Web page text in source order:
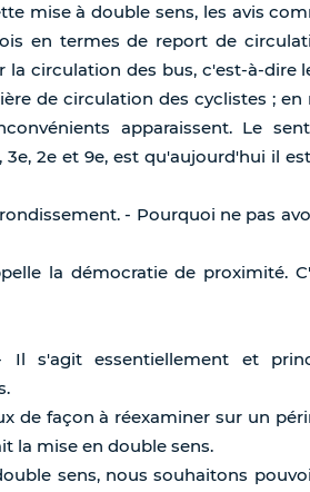
mise à double sens, les avis
en termes de report de
circulation des bus, c'est-à-dire
de circulation des cyclistes ; en
apparaissent. Le
2e et 9e, est qu'aujourd'hui il
- Pourquoi ne pas
la démocratie de proximité.
Il s'agit essentiellement et
de façon à réexaminer sur un
la mise en double sens.
sens, nous souhaitons